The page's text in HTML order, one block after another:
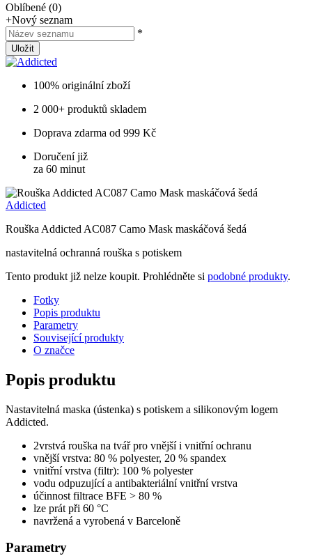
Oblíbené (0)
+Nový seznam
*
Uložit
100% originální zboží
2 000+ produktů skladem
Doprava zdarma od 999 Kč
Doručení již
za 60 minut
Addicted
Rouška Addicted AC087 Camo Mask maskáčová šedá
nastavitelná ochranná rouška s potiskem
Tento produkt již nelze koupit. Prohlédněte si podobné produkty.
Fotky
Popis produktu
Parametry
Související produkty
O značce
Popis produktu
Nastavitelná maska (ústenka) s potiskem a silikonovým logem
Addicted.
2vrstvá rouška na tvář pro vnější i vnitřní ochranu
vnější vrstva: 80 % polyester, 20 % spandex
vnitřní vrstva (filtr): 100 % polyester
vodu odpuzující a antibakteriální vnitřní vrstva
účinnost filtrace BFE > 80 %
lze prát při 60 °C
navržená a vyrobená v Barceloně
Parametry